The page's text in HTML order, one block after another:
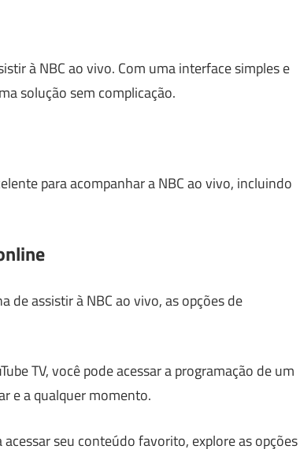
à NBC ao vivo. Com uma interface simples e
solução sem complicação.
para acompanhar a NBC ao vivo, incluindo
de assistir à NBC ao vivo, as opções de
TV, você pode acessar a programação de um
e a qualquer momento.
seu conteúdo favorito, explore as opções